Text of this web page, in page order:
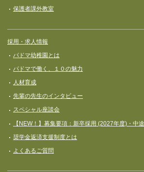
保護者課外教室
採用・求人情報
パドマ幼稚園とは
パドマで働く、１０の魅力
人材育成
先輩の先生のインタビュー
スペシャル座談会
【NEW！】募集要項：新卒採用 (2027年度)・中
奨学⾦返済⽀援制度とは
よくあるご質問